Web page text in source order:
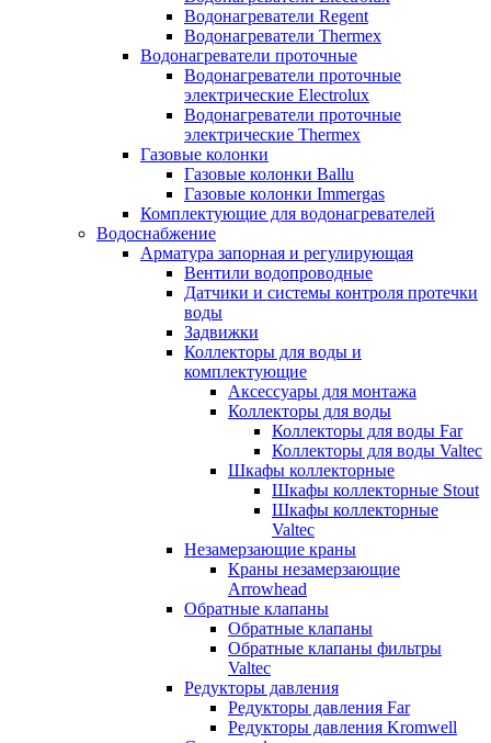
Водонагреватели Regent
Водонагреватели Thermex
Водонагреватели проточные
Водонагреватели проточные
электрические Electrolux
Водонагреватели проточные
электрические Thermex
Газовые колонки
Газовые колонки Ballu
Газовые колонки Immergas
Комплектующие для водонагревателей
Водоснабжение
Арматура запорная и регулирующая
Вентили водопроводные
Датчики и системы контроля протечки
воды
Задвижки
Коллекторы для воды и
комплектующие
Аксессуары для монтажа
Коллекторы для воды
Коллекторы для воды Far
Коллекторы для воды Valtec
Шкафы коллекторные
Шкафы коллекторные Stout
Шкафы коллекторные
Valtec
Незамерзающие краны
Краны незамерзающие
Arrowhead
Обратные клапаны
Обратные клапаны
Обратные клапаны фильтры
Valtec
Редукторы давления
Редукторы давления Far
Редукторы давления Kromwell